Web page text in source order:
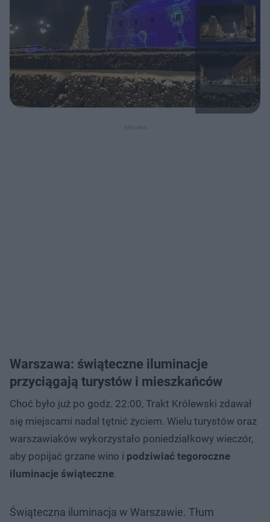
Warszawa: świąteczne iluminacje
przyciągają turystów i mieszkańców
Choć było już po godz. 22:00, Trakt Królewski zdawał
się miejscami nadal tętnić życiem. Wielu turystów oraz
warszawiaków wykorzystało poniedziałkowy wieczór,
aby popijać grzane wino i podziwiać tegoroczne
iluminacje świąteczne.
Świąteczna iluminacja w Warszawie. Tłum